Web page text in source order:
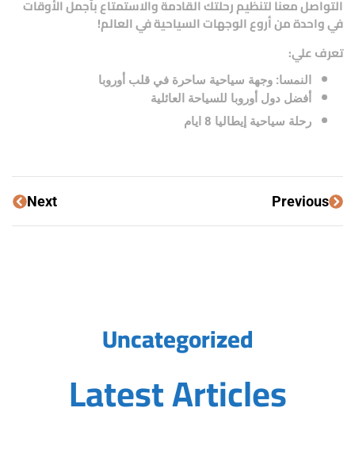
التواصل معنا لتنظيم رحلتك القادمة والاستمتاع بأجمل الأوقات
في واحدة من أروع الوجهات السياحية في العالم!
تعرف علي:
النمسا: وجهة سياحية ساحرة في قلب أوروبا
أفضل دول أوروبا للسياحة العائلية
رحلة سياحية إيطاليا 8 ايام
Previous
Next
Uncategorized
Latest Articles